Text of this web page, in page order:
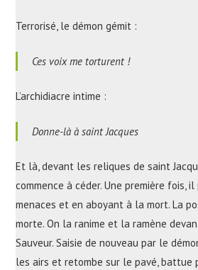
Terrorisé, le démon gémit :
Ces voix me torturent !
L’archidiacre intime :
Donne-là à saint Jacques
Et là, devant les reliques de saint
commence à céder. Une première fois,
menaces et en aboyant à la mort. La
morte. On la ranime et la ramène
Sauveur. Saisie de nouveau par le
les airs et retombe sur le pavé, battue